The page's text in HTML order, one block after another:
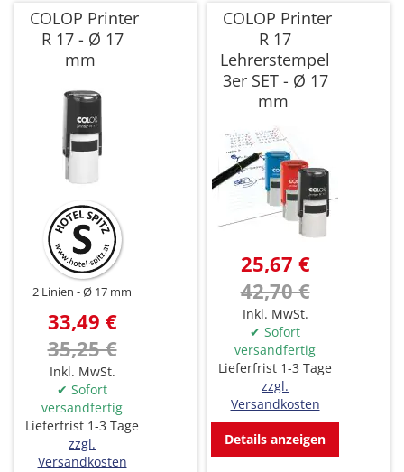
COLOP Printer
R 17 - Ø 17
mm
2 Linien Ø 17 mm
33,49 €
35,25 €
Inkl. MwSt.
✔ Sofort
versandfertig
Lieferfrist 1-3 Tage
zzgl.
Versandkosten
COLOP Printer
R 17
Lehrerstempel
3er SET - Ø 17
mm
25,67 €
42,70 €
Inkl. MwSt.
✔ Sofort
versandfertig
Lieferfrist 1-3 Tage
zzgl.
Versandkosten
Details anzeigen